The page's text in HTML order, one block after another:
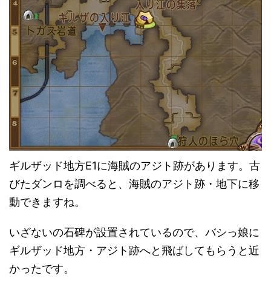
ギルザッド地方E1に海賊のアジト跡があります。古
びたダンロを調べると、海賊のアジト跡・地下に移
動できますね。
いざないの石碑が設置されているので、バシっ娘に
ギルザッド地方・アジト跡へと飛ばしてもらうと近
かったです。